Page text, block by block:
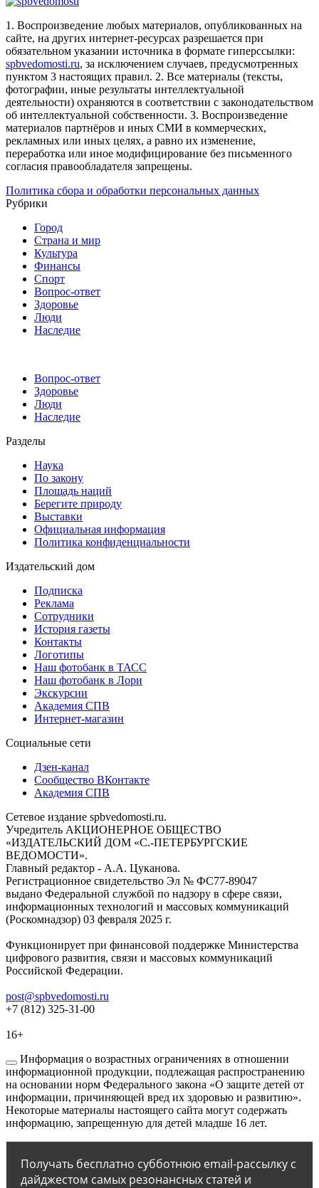
1. Воспроизведение любых материалов, опубликованных на
сайте, на других интернет-ресурсах разрешается при
обязательном указании источника в формате гиперссылки:
spbvedomosti.ru, за исключением случаев, предусмотренных
пунктом 3 настоящих правил. 2. Все материалы (тексты,
фотографии, иные результаты интеллектуальной
деятельности) охраняются в соответствии с законодательством
об интеллектуальной собственности. 3. Воспроизведение
материалов партнёров и иных СМИ в коммерческих,
рекламных или иных целях, а равно их изменение,
переработка или иное модифицирование без письменного
согласия правообладателя запрещены.
Политика сбора и обработки персональных данных
Рубрики
Город
Страна и мир
Культура
Финансы
Спорт
Вопрос-ответ
Здоровье
Люди
Наследие
Вопрос-ответ
Здоровье
Люди
Наследие
Разделы
Наука
По закону
Площадь наций
Берегите природу
Выставки
Официальная информация
Политика конфиденциальности
Издательский дом
Подписка
Реклама
Сотрудники
История газеты
Контакты
Логотипы
Наш фотобанк в ТАСС
Наш фотобанк в Лори
Экскурсии
Академия СПВ
Интернет-магазин
Социальные сети
Дзен-канал
Сообщество ВКонтакте
Академия СПВ
Сетевое издание spbvedomosti.ru.
Учредитель АКЦИОНЕРНОЕ ОБЩЕСТВО
«ИЗДАТЕЛЬСКИЙ ДОМ «С.-ПЕТЕРБУРГСКИЕ
ВЕДОМОСТИ».
Главный редактор - А.А. Цуканова.
Регистрационное свидетельство Эл № ФС77-89047
выдано Федеральной службой по надзору в сфере связи,
информационных технологий и массовых коммуникаций
(Роскомнадзор) 03 февраля 2025 г.
Функционирует при финансовой поддержке Министерства
цифрового развития, связи и массовых коммуникаций
Российской Федерации.
post@spbvedomosti.ru
+7 (812) 325-31-00
16+
Информация о возрастных ограничениях в отношении
информационной продукции, подлежащая распространению
на основании норм Федерального закона «О защите детей от
информации, причиняющей вред их здоровью и развитию».
Некоторые материалы настоящего сайта могут содержать
информацию, запрещенную для детей младше 16 лет.
Получать бесплатно субботнюю email-рассылку с
дайджестом самых резонансных статей и